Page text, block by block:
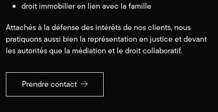
droit immobilier en lien avec la famille
Attachés à la défense des intérêts de nos clients, nous
pratiquons aussi bien la représentation en justice et devant
les autorités que la médiation et le droit collaboratif.
Prendre contact